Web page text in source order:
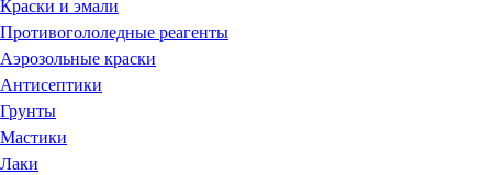
Краски и эмали
Противогололедные реагенты
Аэрозольные краски
Антисептики
Грунты
Мастики
Лаки